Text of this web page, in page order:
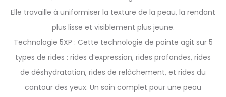
Elle travaille à uniformiser la texture de la peau, la rendant
plus lisse et visiblement plus jeune.
Technologie 5XP : Cette technologie de pointe agit sur 5
types de rides : rides d’expression, rides profondes, rides
de déshydratation, rides de relâchement, et rides du
contour des yeux. Un soin complet pour une peau